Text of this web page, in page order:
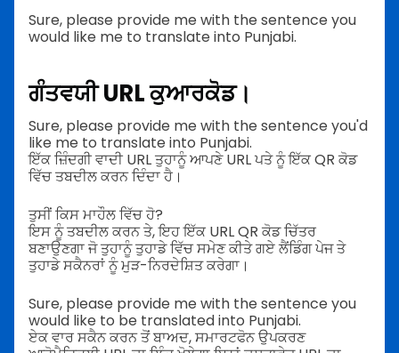
Sure, please provide me with the sentence you
would like me to translate into Punjabi.
ਗੰਤਵਯੀ URL ਕੁਆਰਕੋਡ।
Sure, please provide me with the sentence you'd
like me to translate into Punjabi.
ਇੱਕ ਜ਼ਿੰਦਗੀ ਵਾਦੀ URL ਤੁਹਾਨੂੰ ਆਪਣੇ URL ਪਤੇ ਨੂੰ ਇੱਕ QR ਕੋਡ
ਵਿੱਚ ਤਬਦੀਲ ਕਰਨ ਦਿੰਦਾ ਹੈ।
ਤੁਸੀਂ ਕਿਸ ਮਾਹੌਲ ਵਿੱਚ ਹੋ?
ਇਸ ਨੂੰ ਤਬਦੀਲ ਕਰਨ ਤੇ, ਇਹ ਇੱਕ URL QR ਕੋਡ ਚਿੱਤਰ
ਬਣਾਉਣਗਾ ਜੋ ਤੁਹਾਨੂੰ ਤੁਹਾਡੇ ਵਿੱਚ ਸਮੇਣ ਕੀਤੇ ਗਏ ਲੈਂਡਿੰਗ ਪੇਜ ਤੇ
ਤੁਹਾਡੇ ਸਕੈਨਰਾਂ ਨੂੰ ਮੁੜ-ਨਿਰਦੇਸ਼ਿਤ ਕਰੇਗਾ।
Sure, please provide me with the sentence you
would like to be translated into Punjabi.
ਏਕ ਵਾਰ ਸਕੈਨ ਕਰਨ ਤੋਂ ਬਾਅਦ, ਸਮਾਰਟਫੋਨ ਉਪਕਰਣ